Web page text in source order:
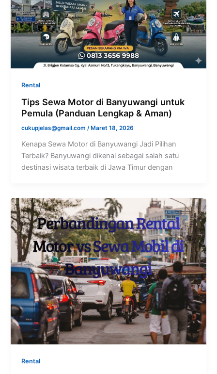
Rental
Tips Sewa Motor di Banyuwangi untuk
Pemula (Panduan Lengkap & Aman)
cukupjelas@gmail.com /Maret 18, 2026
Kenapa Sewa Motor di Banyuwangi Jadi Pilihan
Terbaik? Banyuwangi dikenal sebagai salah satu
destinasi wisata terbaik di Jawa Timur dengan
Rental